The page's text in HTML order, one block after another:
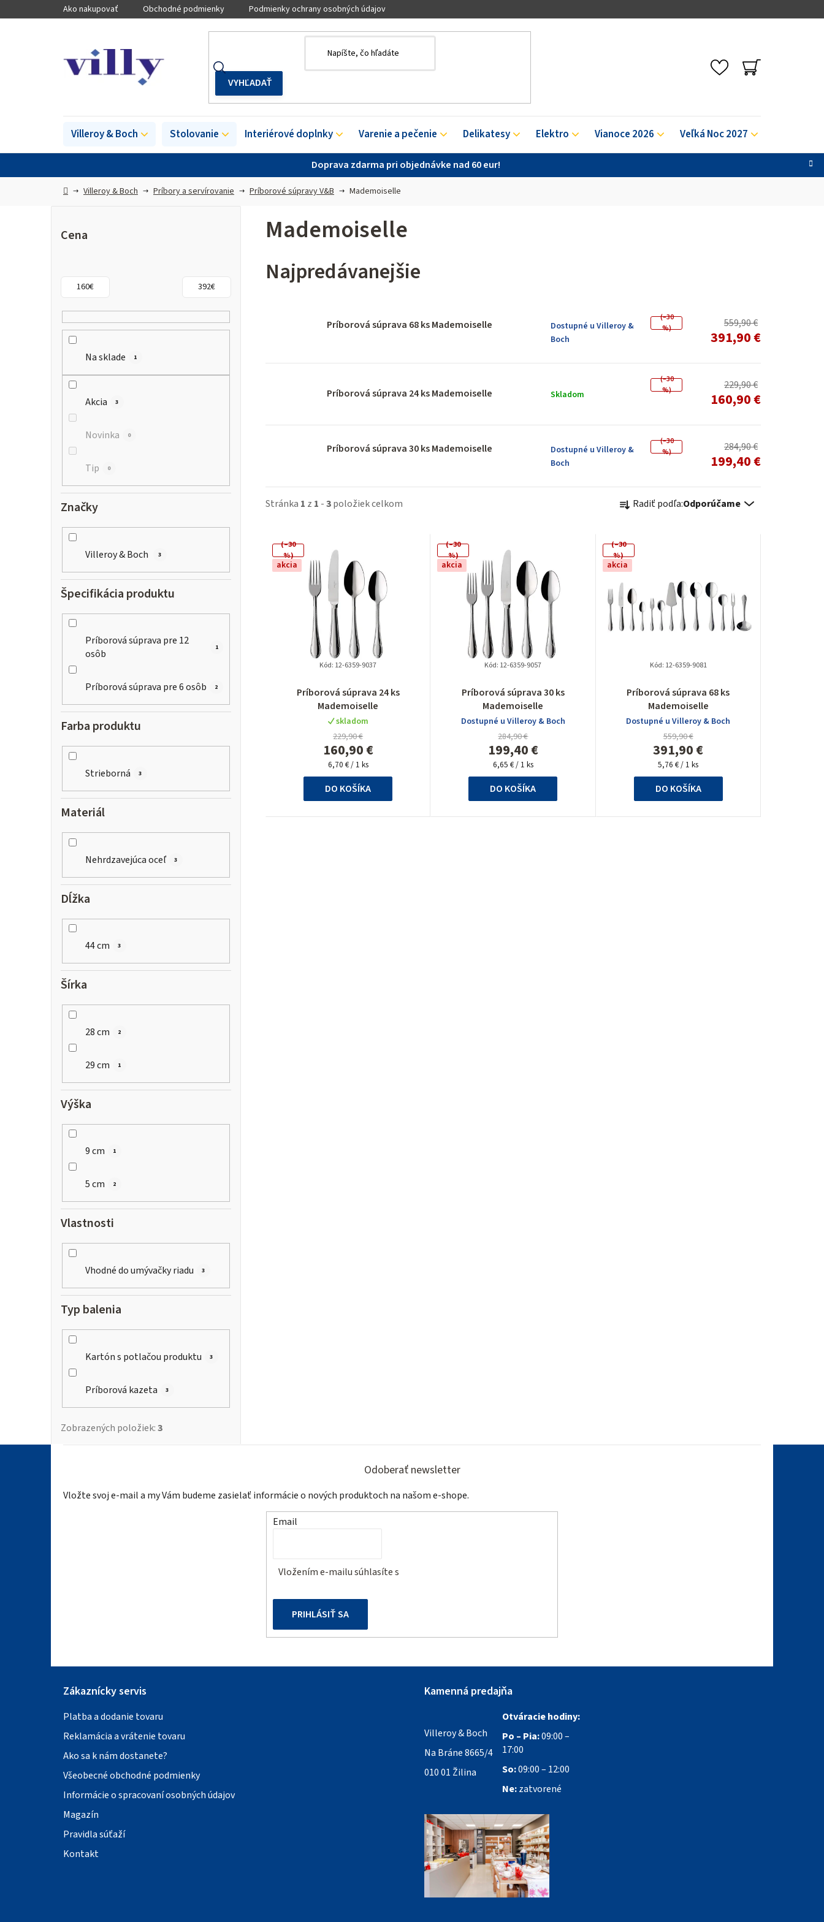
na
Doprava zdarma pri objednávke nad 60 eur!
Ako nakupovať Obchodné podmienky Podmienky ochrany osobných údajov
NÁKUPNÝ
KOŠÍK
Villeroy & Boch Stolovanie Interiérové doplnky Varenie a pečenie Delikatesy Elektro Vianoce 2026 Veľká Noc 2027
DomovVilleroy & Boch Príbory a servírovanie Príborové súpravy V&B Mademoiselle
Cena
160€ 392€
Na sklade 1
Akcia 3
Novinka 0
Tip 0
Značky
Villeroy & Boch 3
Špecifikácia produktu
Príborová súprava pre 12
osôb
1
Príborová súprava pre 6 osôb 2
Farba produktu
Strieborná 3
Materiál
Nehrdzavejúca oceľ 3
Dĺžka
44 cm 3
Šírka
28 cm 2
29 cm 1
Výška
9 cm 1
5 cm 2
Vlastnosti
Vhodné do umývačky riadu 3
Typ balenia
Kartón s potlačou produktu 3
Príborová kazeta 3
Zobrazených položiek:3
Mademoiselle
Najpredávanejšie
Príborová súprava 68 ks Mademoiselle
Dostupné u Villeroy &
Boch
559,90 €
(–30
%)
391,90 €
Príborová súprava 24 ks Mademoiselle Skladom
229,90 €
(–30
%)
160,90 €
Príborová súprava 30 ks Mademoiselle
Dostupné u Villeroy &
Boch
284,90 €
(–30
%)
199,40 €
Stránka 1 z 1 -3položiek celkom
R
d
e
n
i
o
t
Radiť podľa:Odporúčame
V
ý
t
akcia
Príborová súprava 24 ks
Mademoiselle
skladom
160,90 €
229,90 €
(–30
%)
Jednotková
cena:
6,70 € / 1 ks
DO KOŠÍKA
Kód: 12-6359-9037
akcia
Príborová súprava 30 ks
Mademoiselle
Dostupné u Villeroy & Boch
199,40 €
284,90 €
(–30
%)
Jednotková
cena:
6,65 € / 1 ks
DO KOŠÍKA
Kód: 12-6359-9057
akcia
Príborová súprava 68 ks
Mademoiselle
Dostupné u Villeroy & Boch
391,90 €
559,90 €
(–30
%)
Jednotková
cena:
5,76 € / 1 ks
DO KOŠÍKA
Kód: 12-6359-9081
Odoberať newsletter
Vložte svoj e-mail a my Vám budeme zasielať informácie o nových produktoch na našom e-shope.
Email
Vložením e-mailu súhlasíte s
PRIHLÁSIŤ SA
Zákaznícky servis
Platba a dodanie tovaru
Reklamácia a vrátenie tovaru
Ako sa k nám dostanete?
Všeobecné obchodné podmienky
Informácie o spracovaní osobných údajov
Magazín
Pravidla súťaží
Kontakt
Kamenná predajňa
Villeroy & Boch
Na Bráne 8665/4
010 01 Žilina
Otváracie hodiny:
Po – Pia:09:00 –
17:00
So:09:00 – 12:00
Ne:zatvorené